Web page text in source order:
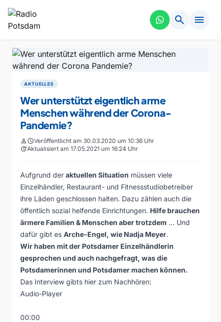
search menu
AKTUELLES
Wer unterstützt eigentlich arme
Menschen während der Corona-
Pandemie?
personscheduleVeröffentlicht am 30.03.2020 um 10:36 Uhr
updateAktualisiert am 17.05.2021 um 16:24 Uhr
Aufgrund der aktuellen Situation müssen viele
Einzelhändler, Restaurant- und Fitnessstudiobetreiber
ihre Läden geschlossen halten. Dazu zählen auch die
öffentlich sozial helfende Einrichtungen. Hilfe brauchen
ärmere Familien & Menschen aber trotzdem … Und
dafür gibt es Arche-Engel, wie Nadja Meyer.
Wir haben mit der Potsdamer Einzelhändlerin
gesprochen und auch nachgefragt, was die
Potsdamerinnen und Potsdamer machen können.
Das Interview gibts hier zum Nachhören:
Audio-Player
00:00